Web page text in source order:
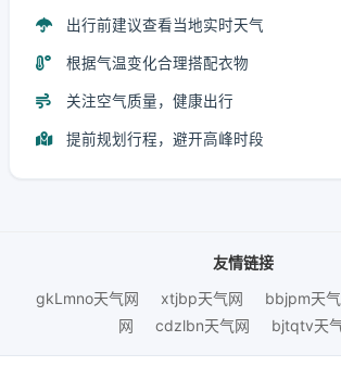
出行前建议查看当地实时天气
根据气温变化合理搭配衣物
关注空气质量，健康出行
提前规划行程，避开高峰时段
友情链接
gkLmno天气网
xtjbp天气网 bbjpm天
网
cdzlbn天气网 bjtqtv天